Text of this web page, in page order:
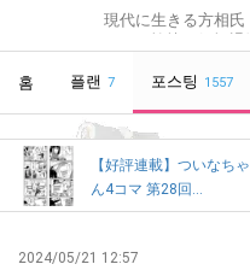
現代に生きる方相
ボイスドラマに加
いなちゃんは、静岡
大前神社節分大祭
홈 플랜 7 포스팅 1557
【好評連載】ついなちゃ
ん4コマ 第28回...
2024/05/21 12:57